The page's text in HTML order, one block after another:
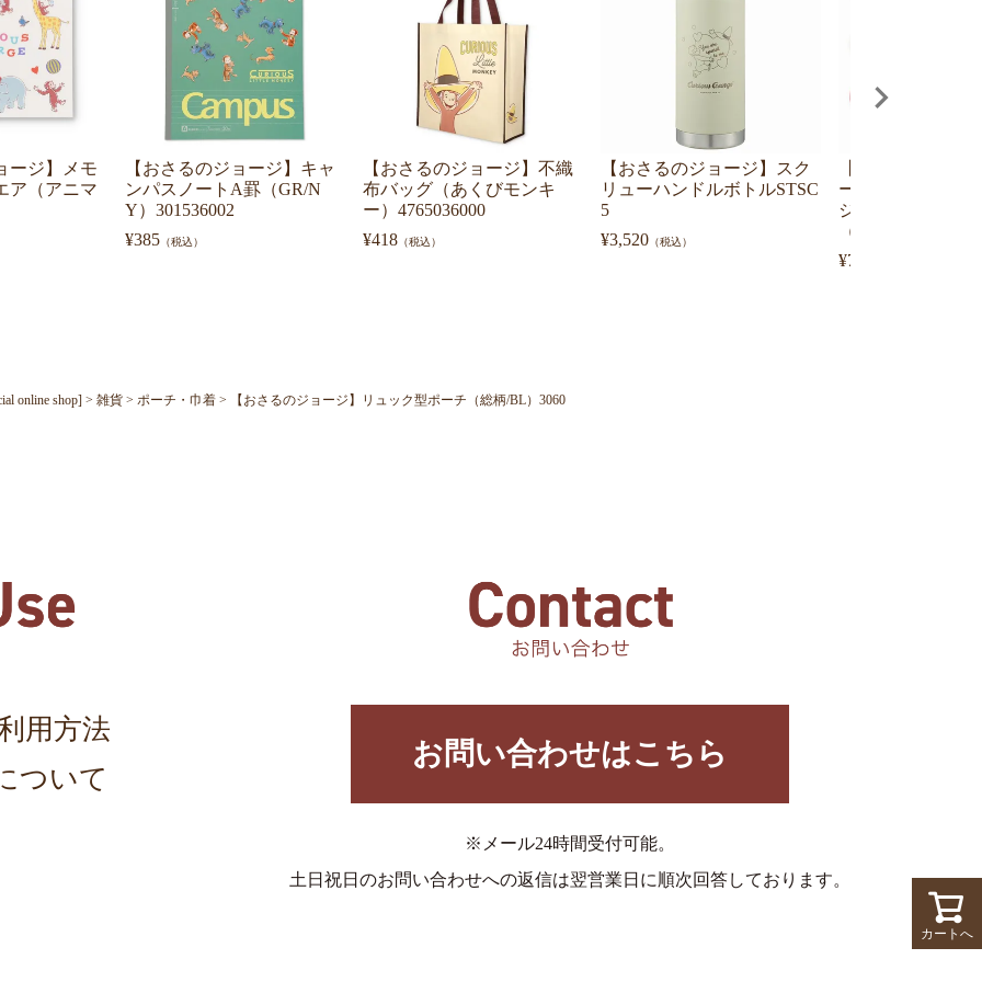
ージ】メモ
ア（アニマ
【おさるのジョージ】キャ
ンパスノートA罫（GR/N
Y）301536002
¥385 （税込）
【おさるのジョージ】不織
布バッグ（あくびモンキ
ー）4765036000
¥418 （税込）
【おさるのジョージ】スク
リューハンドルボトルSTSC
5
¥3,520 （税込）
ーディング レザ
ジ スケッチスタ
（全12種）OG-
¥770
カートへ
online shop] 雑貨 ポーチ・巾着 【おさるのジョージ】リュック型ポーチ（総柄/BL）3060
用方法
ついて
お問い合わせはこちら
※メール24時間受付可能。
土日祝日のお問い合わせへの返信は翌営業日に順次回答しております。